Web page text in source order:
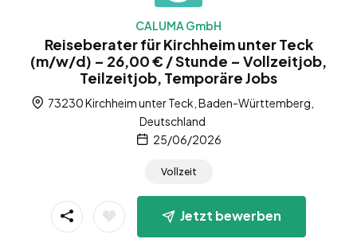
CALUMA GmbH
Reiseberater für Kirchheim unter Teck
(m/w/d) – 26,00 € / Stunde – Vollzeitjob,
Teilzeitjob, Temporäre Jobs
73230 Kirchheim unter Teck, Baden-Württemberg,
Deutschland
25/06/2026
Vollzeit
Jetzt bewerben